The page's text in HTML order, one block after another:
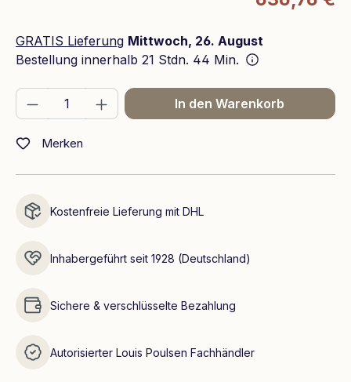
GRATIS Lieferung Mittwoch, 26. August
Bestellung innerhalb 21 Stdn. 44 Min.
Produkt Anzahl: Gib den gewünschten
In den Warenkorb
Merken
Kostenfreie Lieferung mit DHL
Inhabergeführt seit 1928 (Deutschland)
Sichere & verschlüsselte Bezahlung
Autorisierter Louis Poulsen Fachhändler